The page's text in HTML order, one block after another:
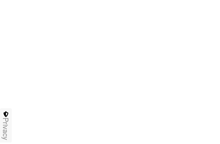
Privacy